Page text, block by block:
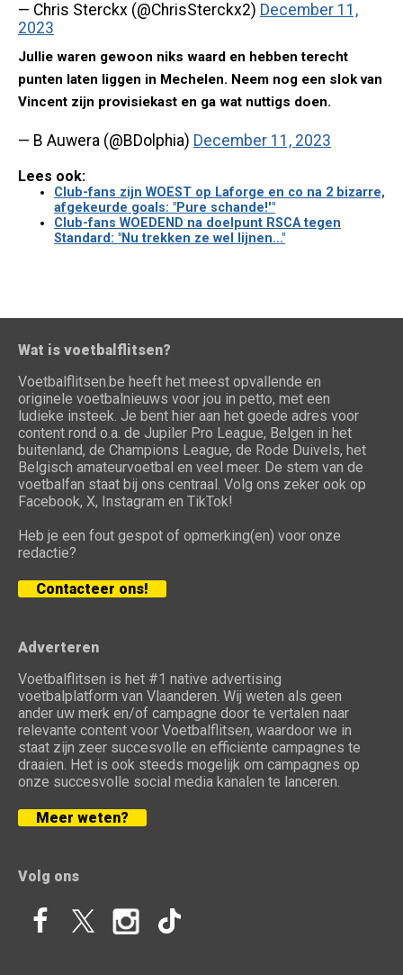
— Chris Sterckx (@ChrisSterckx2) December 11,
2023
Jullie waren gewoon niks waard en hebben terecht
punten laten liggen in Mechelen. Neem nog een slok van
Vincent zijn provisiekast en ga wat nuttigs doen.
— B Auwera (@BDolphia) December 11, 2023
Lees ook:
Club-fans zijn WOEST op Laforge en co na 2 bizarre,
afgekeurde goals: "Pure schande!'"
Club-fans WOEDEND na doelpunt RSCA tegen
Standard: "Nu trekken ze wel lijnen..."
Wat is voetbalflitsen?
Voetbalflitsen.be heeft het meest opvallende en
originele voetbalnieuws voor jou in petto, met een
ludieke insteek. Je bent hier aan het goede adres voor
content rond o.a. de Jupiler Pro League, Belgen in het
buitenland, de Champions League, de Rode Duivels, het
Belgisch amateurvoetbal en veel meer. De stem van de
voetbalfan staat bij ons centraal. Volg ons zeker ook op
Facebook, X, Instagram en TikTok!
Heb je een fout gespot of opmerking(en) voor onze
redactie?
Contacteer ons!
Adverteren
Voetbalflitsen is het #1 native advertising
voetbalplatform van Vlaanderen. Wij weten als geen
ander uw merk en/of campagne door te vertalen naar
relevante content voor Voetbalflitsen, waardoor we in
staat zijn zeer succesvolle en efficiënte campagnes te
draaien. Het is ook steeds mogelijk om campagnes op
onze succesvolle social media kanalen te lanceren.
Meer weten?
Volg ons